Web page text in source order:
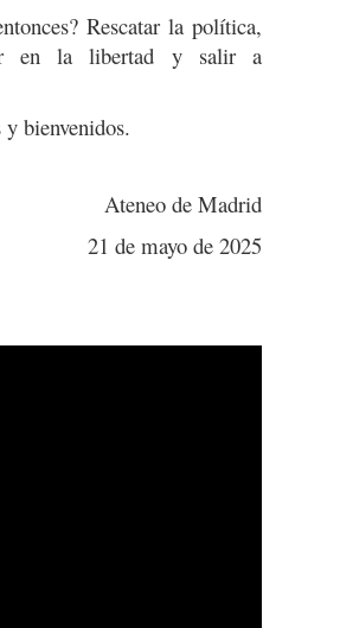
Rescatar la política,
en la libertad y salir a
bienvenidos.
Ateneo de Madrid
21 de mayo de 2025